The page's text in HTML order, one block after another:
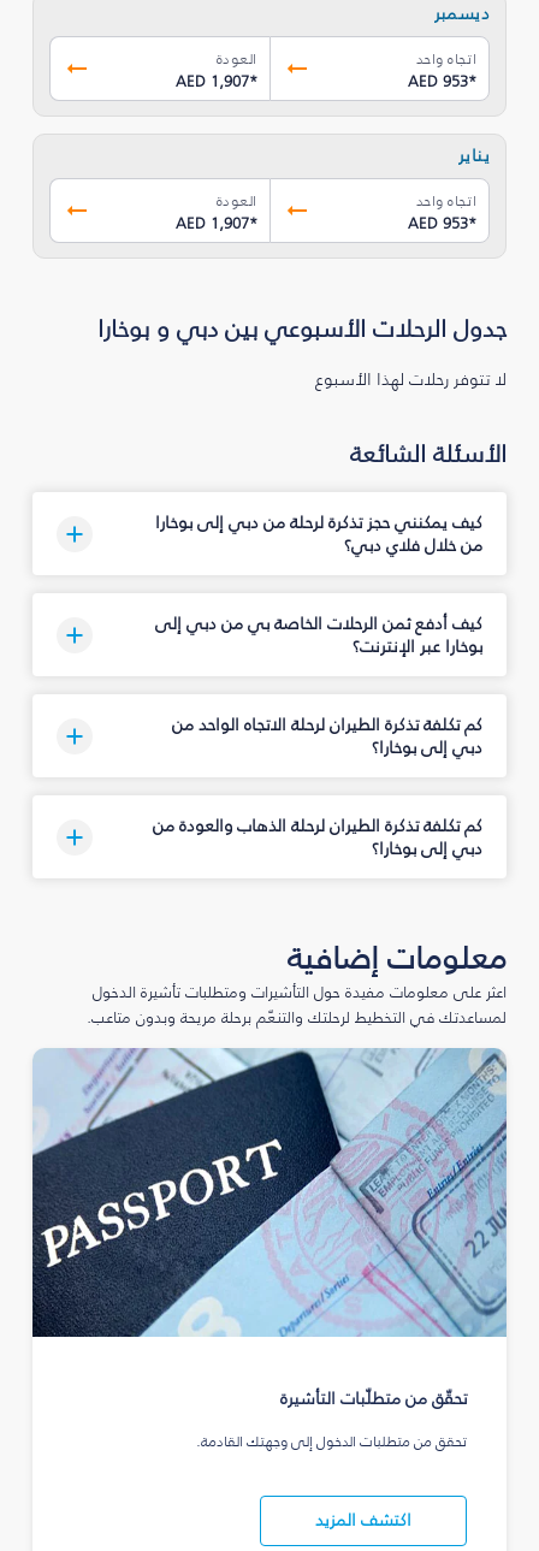
ديسمبر
اتجاه واحد
AED 953*
العودة
AED 1,907*
يناير
اتجاه واحد
AED 953*
العودة
AED 1,907*
جدول الرحلات الأسبوعي بين دبي و بوخارا
لا تتوفر رحلات لهذا الأسبوع
الأسئلة الشائعة
كيف يمكنني حجز تذكرة لرحلة من دبي إلى بوخارا
من خلال فلاي دبي؟
كيف أدفع ثمن الرحلات الخاصة بي من دبي إلى
بوخارا عبر الإنترنت؟
كم تكلفة تذكرة الطيران لرحلة الاتجاه الواحد من
دبي إلى بوخارا؟
كم تكلفة تذكرة الطيران لرحلة الذهاب والعودة من
دبي إلى بوخارا؟
معلومات إضافية
اعثر على معلومات مفيدة حول التأشيرات ومتطلبات تأشيرة الدخول
لمساعدتك في التخطيط لرحلتك والتنعّم برحلة مريحة وبدون متاعب.
تحقّق من متطلّبات التأشيرة
تحقق من متطلبات الدخول إلى وجهتك القادمة.
اكتشف المزيد